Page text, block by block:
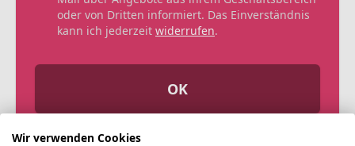
oder von Dritten informiert. Das Einverständnis
kann ich jederzeit widerrufen.
OK
Wir verwenden Cookies